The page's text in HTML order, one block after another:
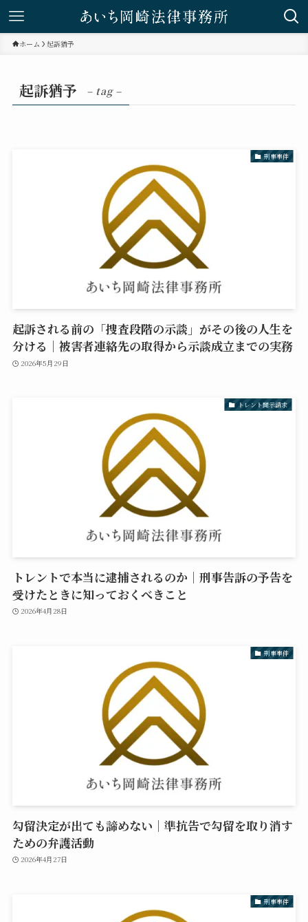
ホーム 起訴猶予
起訴猶予 – tag –
刑事事件
起訴される前の「捜査段階の示談」がその後の人生を
分ける｜被害者連絡先の取得から示談成立までの実務
2026年5月29日
トレント開示請求
トレントで本当に逮捕されるのか｜刑事告訴の予告を
受けたときに知っておくべきこと
2026年4月28日
刑事事件
勾留決定が出ても諦めない｜準抗告で勾留を取り消す
ための弁護活動
2026年4月27日
刑事事件